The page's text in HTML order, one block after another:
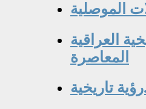
الموصلية
العراقية
المعاصرة
تاريخية